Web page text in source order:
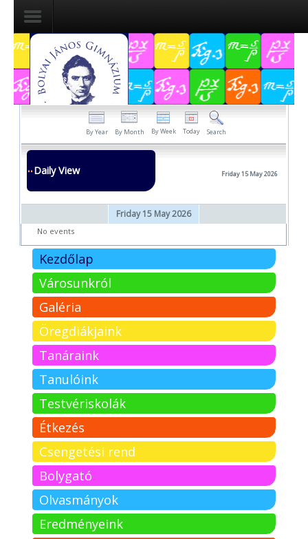
Dokumentumok
Felvételizőknek
Tanárjelölteknek
By Year By Month By Week Today Search
Daily View Friday 15 May 2026
Friday 15 May 2026
No events
Kezdőlap
Városunkról
Galéria
Öregdiákjaink
Tanáraink
Tanulóink
Testvériskolák
Étkezés
Csengetési rend
Bolygató
Olvasmányok
Eredményeink